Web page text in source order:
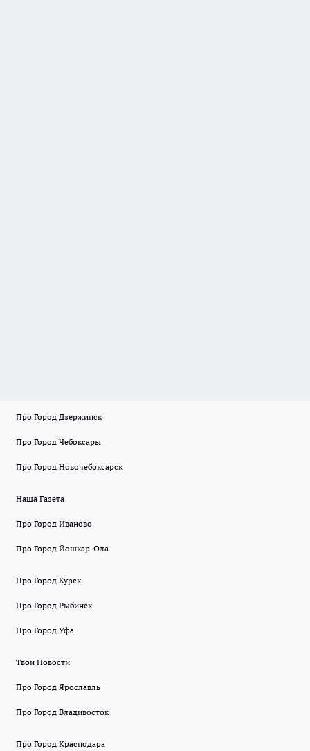
Про Город Дзержинск
Про Город Чебоксары
Про Город Новочебоксарск
Наша Газета
Про Город Иваново
Про Город Йошкар-Ола
Про Город Курск
Про Город Рыбинск
Про Город Уфа
Твои Новости
Про Город Ярославль
Про Город Владивосток
Про Город Краснодара